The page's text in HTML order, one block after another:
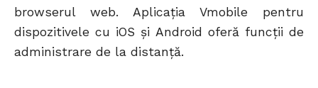
browserul web. Aplicația Vmobile pentru
dispozitivele cu iOS și Android oferă funcții de
administrare de la distanță.